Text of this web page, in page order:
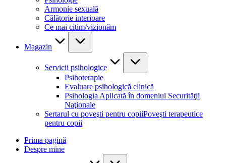
Armonie sexuală
Călătorie interioare
Ce mai citim/vizionăm
Magazin
Servicii psihologice
Psihoterapie
Evaluare psihologică clinică
Psihologia Aplicată în domeniul Securităţii
Naţionale
Sertarul cu poveşti pentru copiiPoveşti terapeutice
pentru copii
Prima pagină
Despre mine